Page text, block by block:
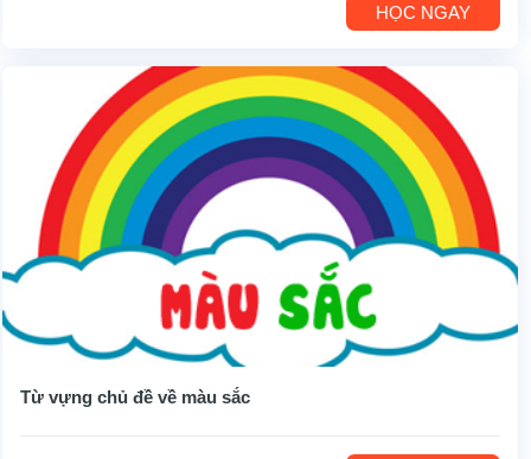
HỌC NGAY
Từ vựng chủ đề về màu sắc